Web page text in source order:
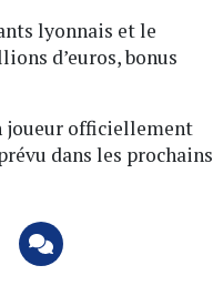
lyonnais et le
d’euros, bonus
joueur officiellement
dans les prochains